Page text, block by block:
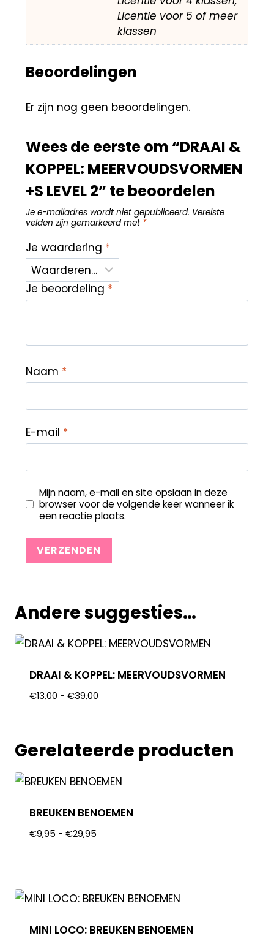
Licentie voor 5 of meer
klassen
Beoordelingen
Er zijn nog geen beoordelingen.
Wees de eerste om “DRAAI &
KOPPEL: MEERVOUDSVORMEN
+S LEVEL 2” te beoordelen
Je e-mailadres wordt niet gepubliceerd. Vereiste
velden zijn gemarkeerd met *
Je waardering *
Je beoordeling *
Naam *
E-mail *
Mijn naam, e-mail en site opslaan in deze
browser voor de volgende keer wanneer ik
een reactie plaats.
Andere suggesties…
DRAAI & KOPPEL: MEERVOUDSVORMEN
€13,00 - €39,00
Gerelateerde producten
BREUKEN BENOEMEN
€9,95 - €29,95
MINI LOCO: BREUKEN BENOEMEN